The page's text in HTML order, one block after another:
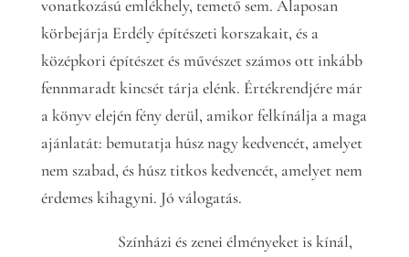
vonatkozású emlékhely, temető sem. Alaposan
körbejárja Erdély építészeti korszakait, és a
középkori építészet és művészet számos ott inkább
fennmaradt kincsét tárja elénk. Értékrendjére már
a könyv elején fény derül, amikor felkínálja a maga
ajánlatát: bemutatja húsz nagy kedvencét, amelyet
nem szabad, és húsz titkos kedvencét, amelyet nem
érdemes kihagyni. Jó válogatás.
Színházi és zenei élményeket is kínál,